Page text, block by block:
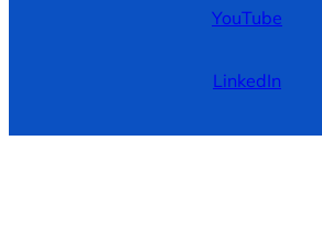
YouTube
LinkedIn